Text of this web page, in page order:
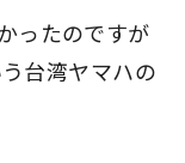
ったのですが
台湾ヤマハの